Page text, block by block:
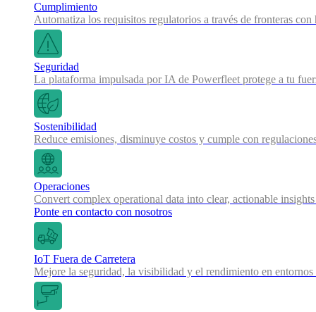
Cumplimiento
Automatiza los requisitos regulatorios a través de fronteras
Seguridad
La plataforma impulsada por IA de Powerfleet protege a tu
Sostenibilidad
Reduce emisiones, disminuye costos y cumple con
Operaciones
Convert complex operational data into clear, actionable
Ponte en contacto con nosotros
IoT Fuera de Carretera
Mejore la seguridad, la visibilidad y el rendimiento en